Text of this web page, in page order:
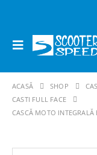
ACASĂ SHOP
CASTI FULL FACE
CASCĂ MOTO